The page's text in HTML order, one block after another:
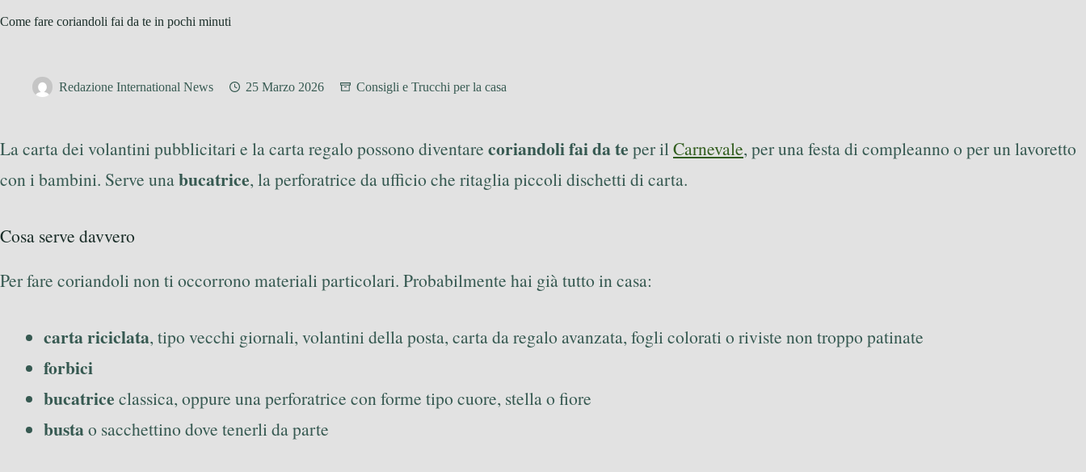
Come fare coriandoli fai da te in pochi minuti
Redazione International News 25 Marzo 2026 Consigli e Trucchi per la casa
La carta dei volantini pubblicitari e la carta regalo possono diventare coriandoli fai da te per ilCarnevale, per una festa di compleanno o per un lavoretto
con i bambini. Serve unabucatrice, la perforatrice da ufficio che ritaglia piccoli dischetti di carta.
Cosa serve davvero
Per fare coriandoli non ti occorrono materiali particolari. Probabilmente hai già tutto in casa:
carta riciclata, tipo vecchi giornali, volantini della posta, carta da regalo avanzata, fogli colorati o riviste non troppo patinate
forbici
bucatrice classica, oppure una perforatrice con forme tipo cuore, stella o fiore
bustao sacchettino dove tenerli da parte